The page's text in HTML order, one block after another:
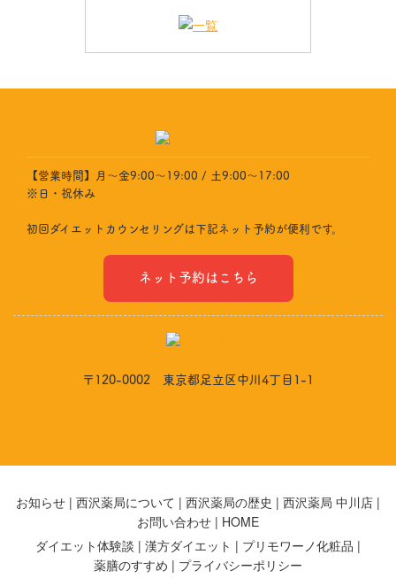
【営業時間】月～金9:00～19:00 / 土9:00～17:00
※日・祝休み
初回ダイエットカウンセリングは下記ネット予約が便利です。
ネット予約はこちら
〒120-0002 東京都足立区中川4丁目1-1
お知らせ 西沢薬局について 西沢薬局の歴史
西沢薬局 中川店
お問い合わせ
HOME
ダイエット体験談
漢方ダイエット
プリモワーノ化粧品
薬膳のすすめ
プライバシーポリシー